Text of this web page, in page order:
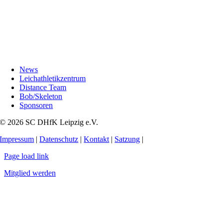
News
Leichathletikzentrum
Distance Team
Bob/Skeleton
Sponsoren
© 2026 SC DHfK Leipzig e.V.
Impressum |Datenschutz |Kontakt | Satzung |
Page load link
Mitglied werden